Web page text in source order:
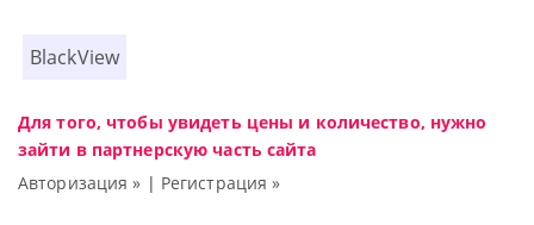
BlackView
Для того, чтобы увидеть цены и количество, нужно
зайти в партнерскую часть сайта
Авторизация » | Регистрация »